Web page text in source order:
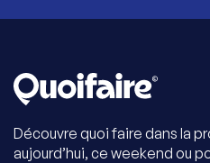
Découvre quoi faire dans la
aujourd’hui, ce weekend ou